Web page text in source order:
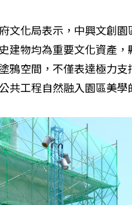
文化局表示，中興文創
建物均為重要文化資產
鴉空間，不僅表達極力
共工程自然融入園區美學